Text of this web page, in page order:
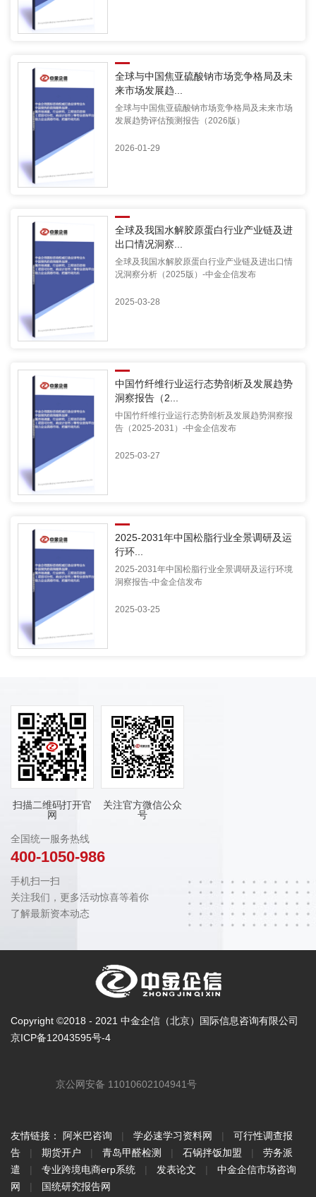
全球与中国焦亚硫酸钠市场竞争格局及未
来市场发展趋...
全球与中国焦亚硫酸钠市场竞争格局及未来市场
发展趋势评估预测报告（2026版）
2026-01-29
全球及我国水解胶原蛋白行业产业链及进
出口情况洞察...
全球及我国水解胶原蛋白行业产业链及进出口情
况洞察分析（2025版）-中金企信发布
2025-03-28
中国竹纤维行业运行态势剖析及发展趋势
洞察报告（2...
中国竹纤维行业运行态势剖析及发展趋势洞察报
告（2025-2031）-中金企信发布
2025-03-27
2025-2031年中国松脂行业全景调研及运
行环...
2025-2031年中国松脂行业全景调研及运行环境
洞察报告-中金企信发布
2025-03-25
扫描二维码打开官
网
关注官方微信公众
号
全国统一服务热线
400-1050-986
手机扫一扫
关注我们，更多活动惊喜等着你
了解最新资本动态
Copyright ©2018 - 2021 中金企信（北京）国际信息咨询有限公司
京ICP备12043595号-4
京公网安备 11010602104941号
友情链接： 阿米巴咨询 | 学必速学习资料网 |
可行性调查报
告
| 期货开户 | 青岛甲醛检测 | 石锅拌饭加盟 |
劳务派
遣
| 专业跨境电商erp系统 | 发表论文 |
中金企信市场咨询
网
| 国统研究报告网